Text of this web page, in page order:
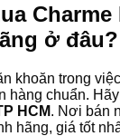
Charme
ở đâu?
khoăn trong
hàng chuẩn.
HCM. Nơi bán
hãng, giá tốt